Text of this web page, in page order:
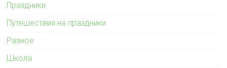
Праздники
Путешествия на праздники
Разное
Школа